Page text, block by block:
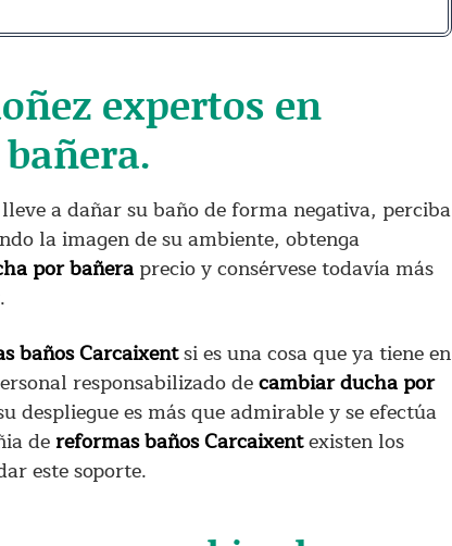
expertos en
a dañar su baño de forma negativa, perciba
la imagen de su ambiente, obtenga
por bañera precio y consérvese todavía más
baños Carcaixentsi es una cosa que ya tiene en
responsabilizado decambiar ducha por
despliegue es más que admirable y se efectúa
dereformas baños Carcaixentexisten los
este soporte.